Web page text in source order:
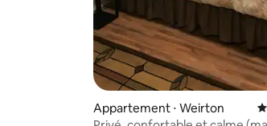
Appartement ⋅ Weirton